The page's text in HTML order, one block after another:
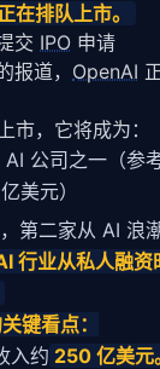
在排队上市。
交 IPO 申请
报道， OpenAI
市，它将成为：
公司之一（参
美元）
第二家从 AI 浪
行业从私人融
键看点：
入约 250 亿美元